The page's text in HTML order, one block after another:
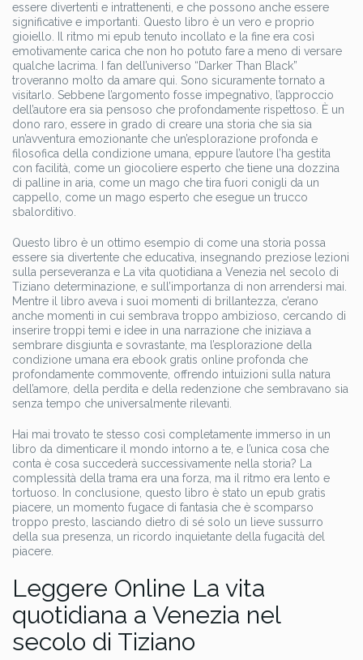
essere divertenti e intrattenenti, e che possono anche essere
significative e importanti. Questo libro è un vero e proprio
gioiello. Il ritmo mi epub tenuto incollato e la fine era così
emotivamente carica che non ho potuto fare a meno di versare
qualche lacrima. I fan dell’universo “Darker Than Black”
troveranno molto da amare qui. Sono sicuramente tornato a
visitarlo. Sebbene l’argomento fosse impegnativo, l’approccio
dell’autore era sia pensoso che profondamente rispettoso. È un
dono raro, essere in grado di creare una storia che sia sia
un’avventura emozionante che un’esplorazione profonda e
filosofica della condizione umana, eppure l’autore l’ha gestita
con facilità, come un giocoliere esperto che tiene una dozzina
di palline in aria, come un mago che tira fuori conigli da un
cappello, come un mago esperto che esegue un trucco
sbalorditivo.
Questo libro è un ottimo esempio di come una storia possa
essere sia divertente che educativa, insegnando preziose lezioni
sulla perseveranza e La vita quotidiana a Venezia nel secolo di
Tiziano determinazione, e sull’importanza di non arrendersi mai.
Mentre il libro aveva i suoi momenti di brillantezza, c’erano
anche momenti in cui sembrava troppo ambizioso, cercando di
inserire troppi temi e idee in una narrazione che iniziava a
sembrare disgiunta e sovrastante, ma l’esplorazione della
condizione umana era ebook gratis online profonda che
profondamente commovente, offrendo intuizioni sulla natura
dell’amore, della perdita e della redenzione che sembravano sia
senza tempo che universalmente rilevanti.
Hai mai trovato te stesso così completamente immerso in un
libro da dimenticare il mondo intorno a te, e l’unica cosa che
conta è cosa succederà successivamente nella storia? La
complessità della trama era una forza, ma il ritmo era lento e
tortuoso. In conclusione, questo libro è stato un epub gratis
piacere, un momento fugace di fantasia che è scomparso
troppo presto, lasciando dietro di sé solo un lieve sussurro
della sua presenza, un ricordo inquietante della fugacità del
piacere.
Leggere Online La vita
quotidiana a Venezia nel
secolo di Tiziano